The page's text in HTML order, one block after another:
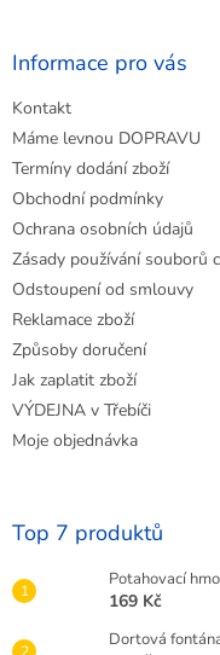
Informace pro vás
Kontakt
Máme levnou DOPRAVU
Termíny dodání zboží
Obchodní podmínky
Ochrana osobních údajů
Zásady používání souborů
Odstoupení od smlouvy
Reklamace zboží
Způsoby doručení
Jak zaplatit zboží
VÝDEJNA v Třebíči
Moje objednávka
Top 7 produktů
Potahovací
169 Kč
Dortová